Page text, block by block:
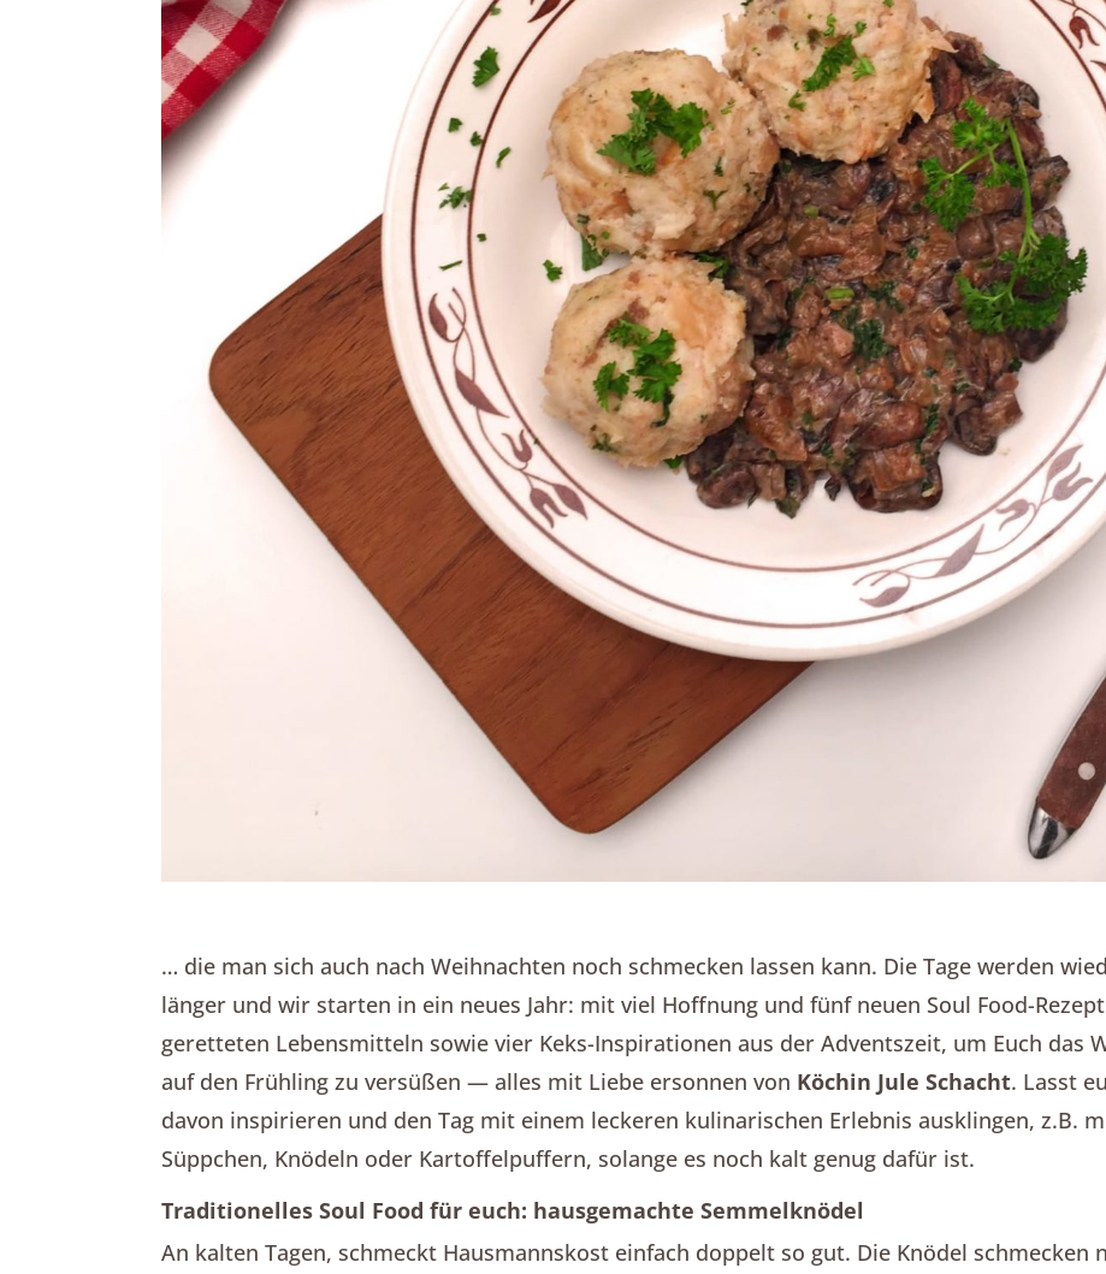
… die man sich auch nach Weihnachten noch schmecken lassen kann. Die Tage werden
länger und wir starten in ein neues Jahr: mit viel Hoffnung und fünf neuen Soul Food-
geretteten Lebensmitteln sowie vier Keks-Inspirationen aus der Adventszeit, um Euch das
auf den Frühling zu versüßen — alles mit Liebe ersonnen von Köchin Jule Schacht. Lasst
davon inspirieren und den Tag mit einem leckeren kulinarischen Erlebnis ausklingen, z.B.
Süppchen, Knödeln oder Kartoffelpuffern, solange es noch kalt genug dafür ist.
Traditionelles Soul Food für euch: hausgemachte Semmelknödel
An kalten Tagen, schmeckt Hausmannskost einfach doppelt so gut. Die Knödel schmecken